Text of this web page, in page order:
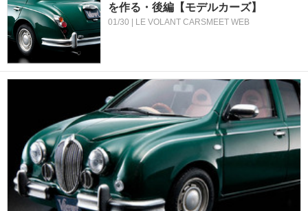
を作る・後編【モデルカーズ】
01/30 | LE VOLANT CARSMEET WEB